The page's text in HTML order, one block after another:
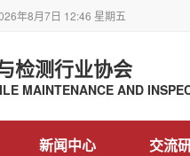
年8月7日 12:46 星期五
检测行业协会
MAINTENANCE AND
新闻中心 交流